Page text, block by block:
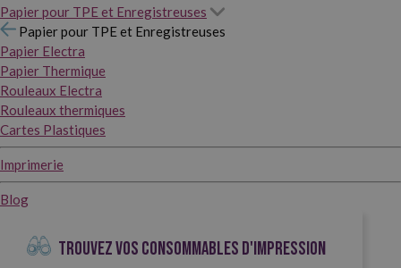
Papier pour TPE et Enregistreuses
Papier pour TPE et Enregistreuses
Papier Electra
Papier Thermique
Rouleaux Electra
Rouleaux thermiques
Cartes Plastiques
Imprimerie
Blog
TROUVEZ VOS CONSOMMABLES D'IMPRESSION